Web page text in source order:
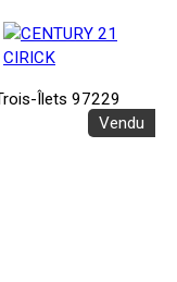
Vendu